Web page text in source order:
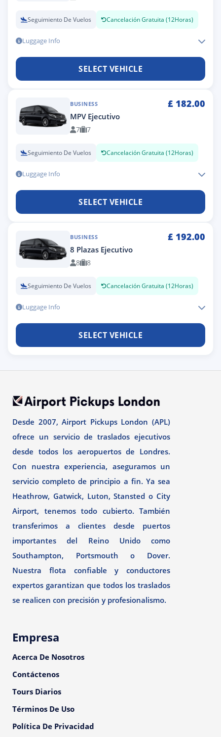
Seguimiento De Vuelos Cancelación Gratuita (12Horas)
Luggage Info
SELECT VEHICLE
BUSINESS £ 182.00
MPV Ejecutivo
7 7
Seguimiento De Vuelos Cancelación Gratuita (12Horas)
Luggage Info
SELECT VEHICLE
BUSINESS £ 192.00
8 Plazas Ejecutivo
8 8
Seguimiento De Vuelos Cancelación Gratuita (12Horas)
Luggage Info
SELECT VEHICLE
Desde 2007, Airport Pickups London (APL)
ofrece un servicio de traslados ejecutivos
desde todos los aeropuertos de Londres.
Con nuestra experiencia, aseguramos un
servicio completo de principio a fin. Ya sea
Heathrow, Gatwick, Luton, Stansted o City
Airport, tenemos todo cubierto. También
transferimos a clientes desde puertos
importantes del Reino Unido como
Southampton, Portsmouth o Dover.
Nuestra flota confiable y conductores
expertos garantizan que todos los traslados
se realicen con precisión y profesionalismo.
Empresa
Acerca De Nosotros
Contáctenos
Tours Diarios
Términos De Uso
Política De Privacidad